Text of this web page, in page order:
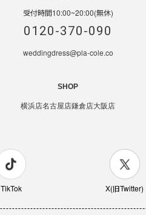
受付時間10:00~20:00(無休)
0120-370-090
weddingdress@pla-cole.co
SHOP
横浜店名古屋店鎌倉店大阪店
TikTok X(旧Twitter)